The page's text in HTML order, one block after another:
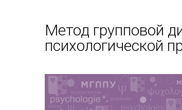
Метод групповой
психологической